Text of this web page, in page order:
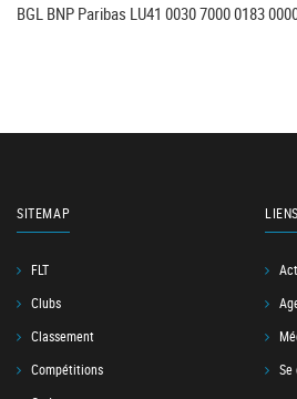
BGL BNP Paribas LU41 0030 7000 0183
SITEMAP
FLT
Clubs
Classement
Compétitions